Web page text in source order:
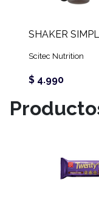
Scitec Nutrition
$ 4.990